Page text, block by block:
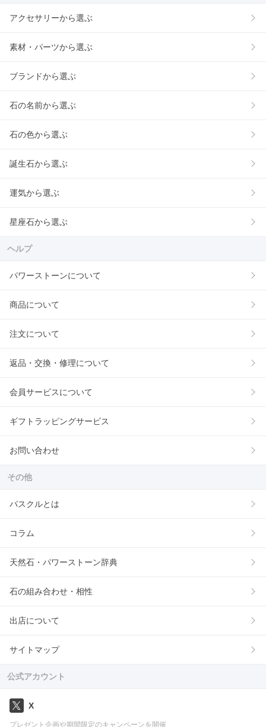
アクセサリーから選ぶ
素材・パーツから選ぶ
ブランドから選ぶ
石の名前から選ぶ
石の色から選ぶ
誕生石から選ぶ
運気から選ぶ
星座石から選ぶ
ヘルプ
パワーストーンについて
商品について
注文について
返品・交換・修理について
会員サービスについて
ギフトラッピングサービス
お問い合わせ
その他
パスクルとは
コラム
天然石・パワーストーン辞典
石の組み合わせ・相性
出店について
サイトマップ
公式アカウント
X
プレゼント企画や期間限定のキャンペーンを開催